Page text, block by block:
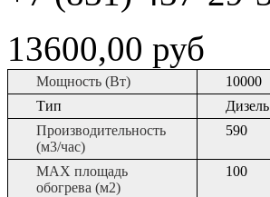
13600,00 руб
Мощность (Вт)
10000
Тип
Дизель
Производительность
(м3/час)
590
МАХ площадь
обогрева (м2)
100